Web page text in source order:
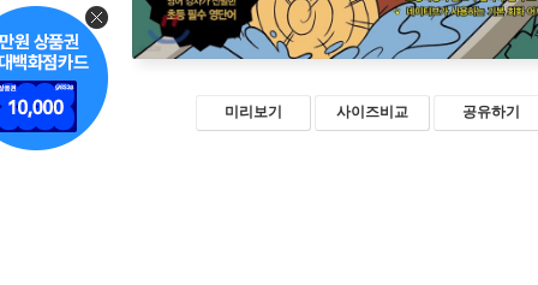
미리보기 사이즈비교 공유하기